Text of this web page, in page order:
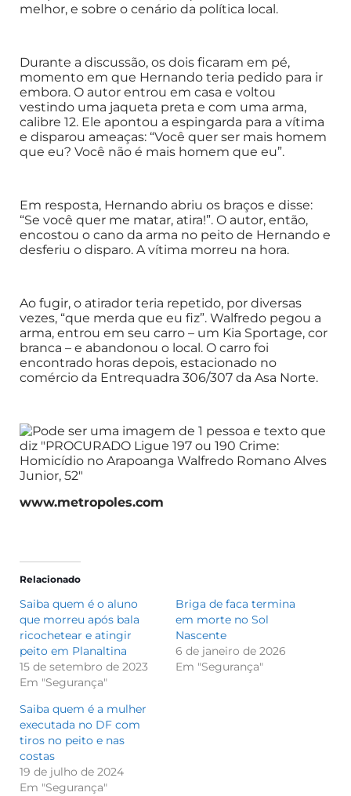
melhor, e sobre o cenário da política local.
Durante a discussão, os dois ficaram em pé,
momento em que Hernando teria pedido para ir
embora. O autor entrou em casa e voltou
vestindo uma jaqueta preta e com uma arma,
calibre 12. Ele apontou a espingarda para a vítima
e disparou ameaças: “Você quer ser mais homem
que eu? Você não é mais homem que eu”.
Em resposta, Hernando abriu os braços e disse:
“Se você quer me matar, atira!”. O autor, então,
encostou o cano da arma no peito de Hernando e
desferiu o disparo. A vítima morreu na hora.
Ao fugir, o atirador teria repetido, por diversas
vezes, “que merda que eu fiz”. Walfredo pegou a
arma, entrou em seu carro – um Kia Sportage, cor
branca – e abandonou o local. O carro foi
encontrado horas depois, estacionado no
comércio da Entrequadra 306/307 da Asa Norte.
www.metropoles.com
Relacionado
Saiba quem é o aluno
que morreu após bala
ricochetear e atingir
peito em Planaltina
15 de setembro de 2023
Em "Segurança"
Briga de faca termina
em morte no Sol
Nascente
6 de janeiro de 2026
Em "Segurança"
Saiba quem é a mulher
executada no DF com
tiros no peito e nas
costas
19 de julho de 2024
Em "Segurança"